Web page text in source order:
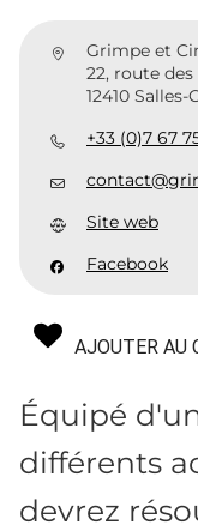
Grimpe et
22, route des
12410 Salles-
+33 (0)7 67
Site web
Facebook
AJOUTER AU
Équipé
différents
devrez